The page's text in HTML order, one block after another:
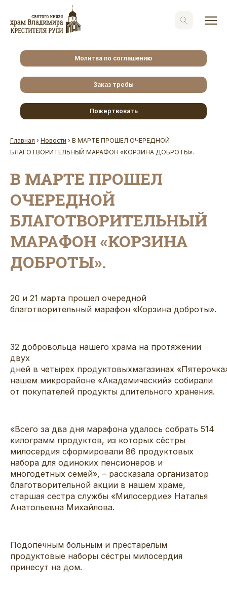
Молитва по соглашению
Заказ требы
Пожертвовать
Главная › Новости › В МАРТЕ ПРОШЕЛ ОЧЕРЕДНОЙ
БЛАГОТВОРИТЕЛЬНЫЙ МАРАФОН «КОРЗИНА ДОБРОТЫ».
В МАРТЕ ПРОШЕЛ
ОЧЕРЕДНОЙ
БЛАГОТВОРИТЕЛЬНЫЙ
МАРАФОН «КОРЗИНА
ДОБРОТЫ».
20 и 21 марта прошел очередной
благотворительный марафон «Корзина доброты».
32 добровольца нашего храма на протяжении
двух
дней в четырех продуктовыхмагазинах
нашем микрорайоне «Академический» собирали
от покупателей продукты длительного хранения.
«Всего за два дня марафона удалось собрать 514
килограмм продуктов, из которых сёстры
милосердия сформировали 86 продуктовых
набора для одиноких пенсионеров и
многодетных семей», – рассказала организатор
благотворительной акции в нашем храме,
старшая сестра службы «Милосердие» Наталья
Анатольевна Михайлова.
Подопечным больным и престарелым
продуктовые наборы сёстры милосердия
принесут на дом.